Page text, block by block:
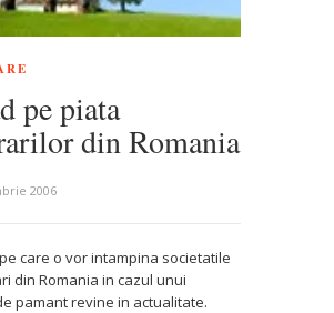
pe piata
din Romania
2006
care o vor intampina societatile
din Romania in cazul unui
pamant revine in actualitate.